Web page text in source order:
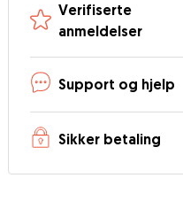
Verifiserte
anmeldelser
Support og hjelp
Sikker betaling